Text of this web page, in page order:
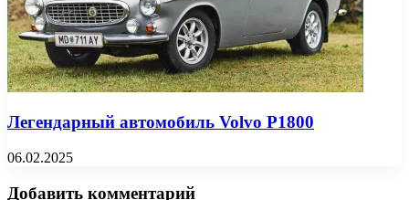
Легендарный автомобиль Volvo P1800
06.02.2025
Добавить комментарий